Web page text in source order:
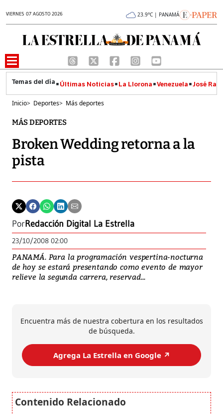
VIERNES 07 AGOSTO 2026 23.9°C | PANAMÁ
Últimas Noticias La Llorona Venezuela José
Inicio> Deportes> Más deportes
MÁS DEPORTES
Broken Wedding retorna a la
pista
PorRedacción Digital La Estrella
23/10/2008 02:00
PANAMÁ. Para la programación vespertina-nocturna
de hoy se estará presentando como evento de mayor
relieve la segunda carrera, reservad...
Encuentra más de nuestra cobertura en los resultados
de búsqueda.
Agrega La Estrella en Google ↗️